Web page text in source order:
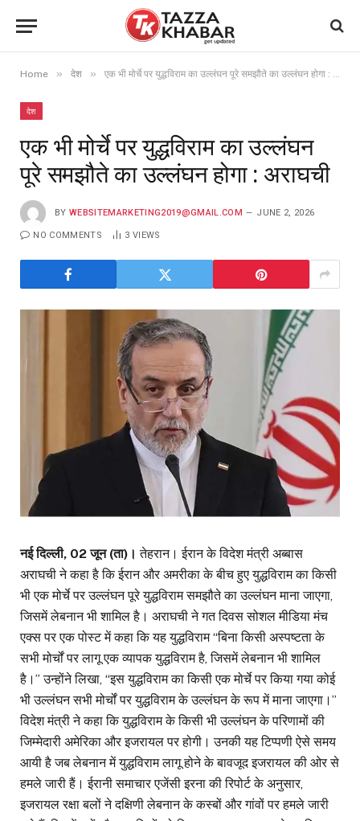
Home » देश » एक भी मोर्चे पर युद्धविराम का उल्लंघन पूरे समझौते का उल्लंघन होगा : अराघची
देश
एक भी मोर्चे पर युद्धविराम का उल्लंघन
पूरे समझौते का उल्लंघन होगा : अराघची
BY WEBSITEMARKETING2019@GMAIL.COM JUNE 2, 2026
NO COMMENTS 3 VIEWS
नई दिल्ली, 02 जून (ता)। तेहरान। ईरान के विदेश मंत्री अब्बास
अराघची ने कहा है कि ईरान और अमरीका के बीच हुए युद्धविराम का किसी
भी एक मोर्चे पर उल्लंघन पूरे युद्धविराम समझौते का उल्लंघन माना जाएगा,
जिसमें लेबनान भी शामिल है। अराघची ने गत दिवस सोशल मीडिया मंच
एक्स पर एक पोस्ट में कहा कि यह युद्धविराम “बिना किसी अस्पष्टता के
सभी मोर्चों पर लागू एक व्यापक युद्धविराम है, जिसमें लेबनान भी शामिल
है।” उन्होंने लिखा, “इस युद्धविराम का किसी एक मोर्चे पर किया गया कोई
भी उल्लंघन सभी मोर्चों पर युद्धविराम के उल्लंघन के रूप में माना जाएगा।”
विदेश मंत्री ने कहा कि युद्धविराम के किसी भी उल्लंघन के परिणामों की
जिम्मेदारी अमेरिका और इजरायल पर होगी। उनकी यह टिप्पणी ऐसे समय
आयी है जब लेबनान में युद्धविराम लागू होने के बावजूद इजरायल की ओर से
हमले जारी हैं। ईरानी समाचार एजेंसी इरना की रिपोर्ट के अनुसार,
इजरायल रक्षा बलों ने दक्षिणी लेबनान के कस्बों और गांवों पर हमले जारी